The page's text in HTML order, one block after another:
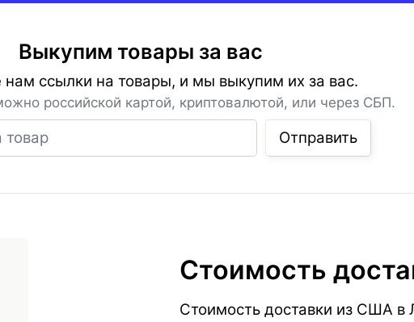
Выкупим товары за вас
нам ссылки на товары, и мы выкупим их за вас.
российской картой, криптовалютой, или через СБП.
Отправить
Стоимость
Стоимость доставки из США в